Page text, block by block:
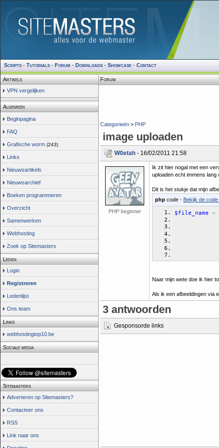
Scripts - Tutorials - Forum - Downloads - Showcase - Contact
Artikels
VPN vergelijken
Algemeen
Beginpagina
FAQ
Grafische worm (243)
Links
Nieuwsartikels
Nieuwsarchief
Boeken programmeren
Overzicht
Samenwerken
Webhosting
Zoek op Sitemasters
Leden
Login
Registreren
Ledenlijst
Ons team
Links
webhostingtop10.be
Sociale media
Sitemasters
Adverteren op Sitemasters?
Contacteer ons
RSS
Link naar ons
Forum
Categorieën > PHP
image uploaden
W0etah - 16/02/2011 21:58
PHP beginner
Ik zit hier nogal met een
uploaden echt immens lang
Dit is het stukje dat mijn
php code - Bekijk de
$file_name =
Naar mijn wete doe ik hier
Als ik een afbeeldingen via
3 antwoorden
Gesponsorde links